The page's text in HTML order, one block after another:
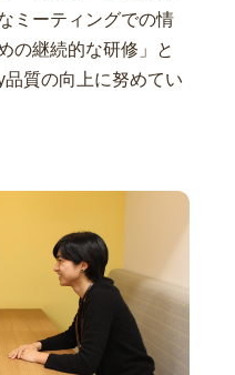
ミーティングでの情
の継続的な研修」と
質の向上に努めてい